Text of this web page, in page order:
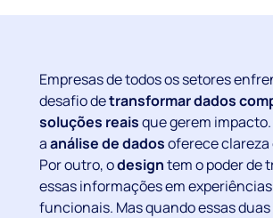
Empresas de todos os setores
desafio detransformar dados
soluções reaisque gerem
aanálise de dadosoferece clareza
Por outro, odesigntem o poder de
essas informações em
funcionais. Mas quando essas